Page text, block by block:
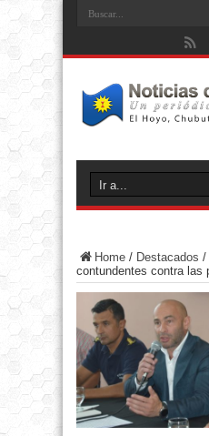
Home / Destacados /
contundentes contra las